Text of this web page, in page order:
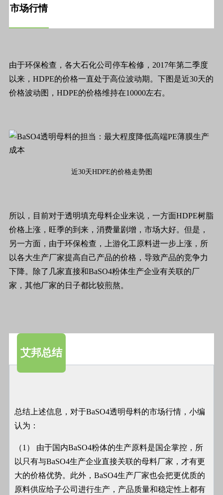
市场行情
由于环保检查，各大石化公司停车检修，2017年第二季度
以来，HDPE的价格一直处于高位波动期。下图是近30天的
价格波动图，HDPE的价格维持在10000左右。
近30天HDPE的价格走势图
所以，目前对于透明填充母料企业来说，一方面HDPE树脂
价格上涨，旺季的到来，消费量剧增，市场大好。但是，
另一方面，由于环保检查，上游化工原料进一步上涨，所
以各大生产厂家提高自己产品的价格，导致产品的竞争力
下降。除了几家直接和BaSO4粉体生产企业有关联的厂
家，其他厂家的日子都比较煎熬。
艾邦总结
总结上述信息，对于BaSO4透明母料的市场行情，小编
认为：
（1） 由于国内BaSO4粉体的生产原料是国企掌控，所
以只有与BaSO4生产企业直接关联的母料厂家，才有更
大的价格优势。此外，BaSO4生产厂家也会把更优质的
原料供应给子公司进行生产，产品质量和稳定性上都有